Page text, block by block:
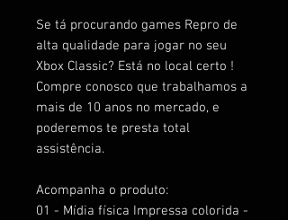
Se tá procurando games Repro de
alta qualidade para jogar no seu
Xbox Classic? Está no local certo !
Compre conosco que trabalhamos a
mais de 10 anos no mercado, e
poderemos te presta total
assistência.
Acompanha o produto:
01 - Mídia física Impressa colorida -